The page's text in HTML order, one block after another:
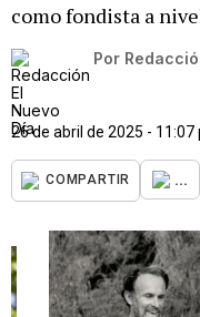
como fondista a
Por
26 de abril de 2025 - 11:07
COMPARTIR ...